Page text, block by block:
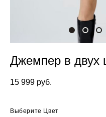
Джемпер в двух
15 999 pуб.
Выберите Цвет